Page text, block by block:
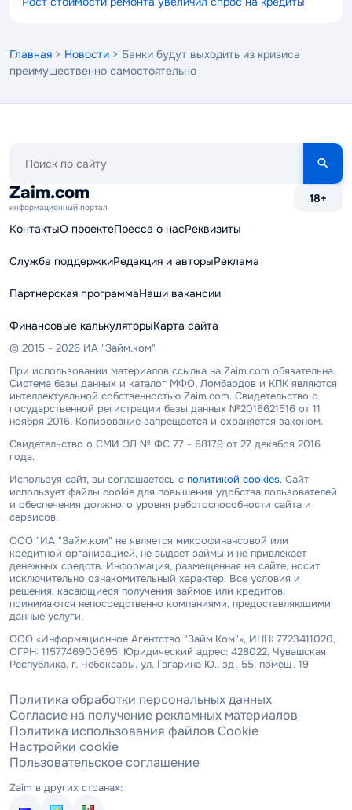
Главная > Новости > Банки будут выходить из кризиса
преимущественно самостоятельно
сайту
Zaim.com
информационный портал
18+
КонтактыО проектеПресса о насРеквизиты
Служба поддержкиРедакция и авторыРеклама
Партнерская программаНаши вакансии
Финансовые калькуляторыКарта сайта
© 2015 - 2026 ИА "Займ.ком"
При использовании материалов ссылка на Zaim.com обязательна.
Система базы данных и каталог МФО, Ломбардов и КПК являются
интеллектуальной собственностью Zaim.com. Свидетельство о
государственной регистрации базы данных №2016621516 от 11
ноября 2016. Копирование запрещается и охраняется законом.
Свидетельство о СМИ ЭЛ № ФС 77 - 68179 от 27 декабря 2016
года.
Используя сайт, вы соглашаетесь с политикой cookies. Сайт
использует файлы cookie для повышения удобства пользователей
и обеспечения должного уровня работоспособности сайта и
сервисов.
ООО "ИА "Займ.ком" не является микрофинансовой или
кредитной организацией, не выдает займы и не привлекает
денежных средств. Информация, размещенная на сайте, носит
исключительно ознакомительный характер. Все условия и
решения, касающиеся получения займов или кредитов,
принимаются непосредственно компаниями, предоставляющими
данные услуги.
ООО «Информационное Агентство "Займ.Ком"», ИНН: 7723411020,
ОГРН: 1157746900695. Юридический адрес: 428022, Чувашская
Республика, г. Чебоксары, ул. Гагарина Ю., зд. 55, помещ. 19
Политика обработки персональных данных
Согласие на получение рекламных материалов
Политика использования файлов Cookie
Настройки cookie
Пользовательское соглашение
Zaim в других странах: